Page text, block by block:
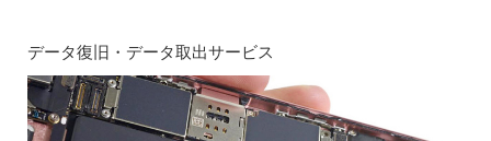
データ復旧・データ取出サービス